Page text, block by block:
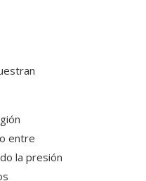
entre
la presión